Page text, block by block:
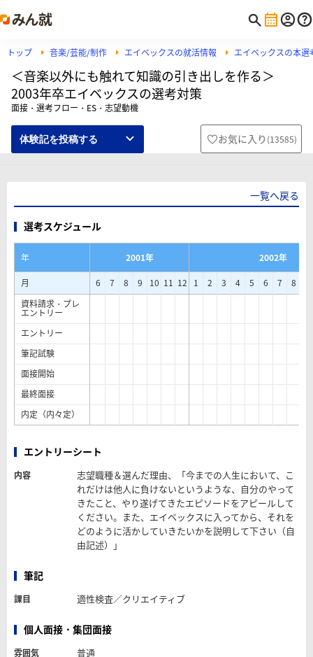
トップ 音楽/芸能/制作 エイベックスの就活情報 エイベックスの本選
＜音楽以外にも触れて知識の引き出しを作る＞
2003年卒エイベックスの選考対策
面接・選考フロー・ES・志望動機
体験記を投稿する お気に入り (13585)
一覧へ戻る
選考スケジュール
年 2001年
2002年
月
6 7 8 9 10 11 12 1 2 3 4 5 6 7 8
資料請求・プレ
エントリー
エントリー
筆記試験
面接開始
最終面接
内定（内々定）
エントリーシート
内容
志望職種＆選んだ理由、「今までの人生において、こ
れだけは他人に負けないというような、自分のやって
きたこと、やり遂げてきたエピソードをアピールして
ください。また、エイベックスに入ってから、それを
どのように活かしていきたいかを説明して下さい（自
由記述）」
筆記
課目 適性検査／クリエイティブ
個人面接・集団面接
雰囲気 普通